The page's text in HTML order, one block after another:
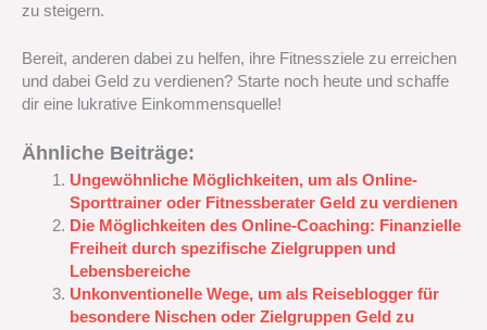
zu steigern.
Bereit, anderen dabei zu helfen, ihre Fitnessziele zu erreichen
und dabei Geld zu verdienen? Starte noch heute und schaffe
dir eine lukrative Einkommensquelle!
Ähnliche Beiträge:
Ungewöhnliche Möglichkeiten, um als Online-
Sporttrainer oder Fitnessberater Geld zu verdienen
Die Möglichkeiten des Online-Coaching: Finanzielle
Freiheit durch spezifische Zielgruppen und
Lebensbereiche
Unkonventionelle Wege, um als Reiseblogger für
besondere Nischen oder Zielgruppen Geld zu